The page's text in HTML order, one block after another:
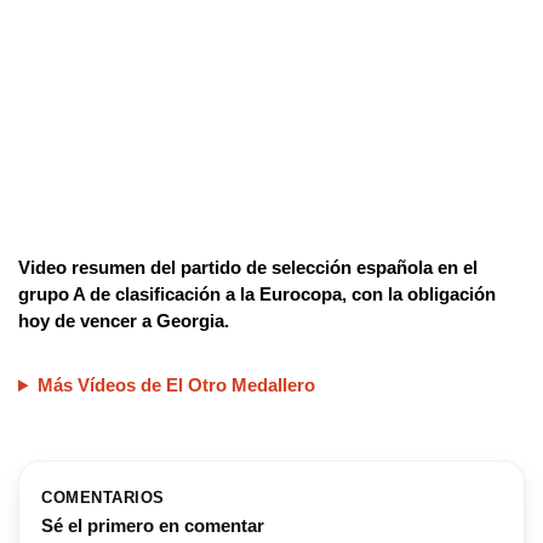
Video resumen del partido de selección española en el
grupo A de clasificación a la Eurocopa, con la obligación
hoy de vencer a Georgia.
Más Vídeos de El Otro Medallero
COMENTARIOS
Sé el primero en comentar